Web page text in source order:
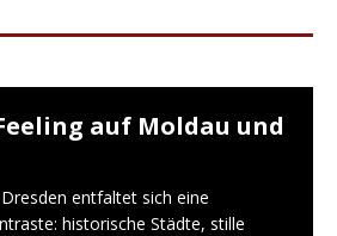
auf Moldau und
entfaltet sich eine
historische Städte, stille